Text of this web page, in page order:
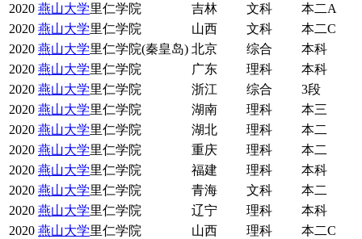
2020 燕山大学里仁学院 吉林 文科
本二A
2020 燕山大学里仁学院 山西 文科
本二C
2020 燕山大学里仁学院(秦皇岛) 北京 综合
本科
2020 燕山大学里仁学院 广东 理科
本科
2020 燕山大学里仁学院 浙江 综合
3段
2020 燕山大学里仁学院 湖南 理科
本三
2020 燕山大学里仁学院 湖北 理科
本二
2020 燕山大学里仁学院 重庆 理科
本二
2020 燕山大学里仁学院 福建 理科
本科
2020 燕山大学里仁学院 青海 文科
本二
2020 燕山大学里仁学院 辽宁 理科
本科
2020 燕山大学里仁学院 山西 理科
本二C